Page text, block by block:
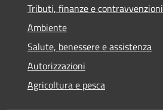
Tributi, finanze e contravvenzioni
Ambiente
Salute, benessere e assistenza
Autorizzazioni
Agricoltura e pesca